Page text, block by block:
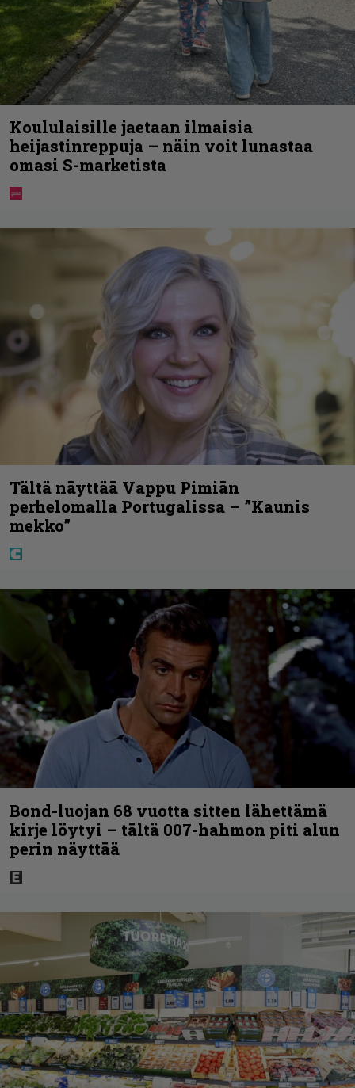
Koululaisille jaetaan ilmaisia
heijastinreppuja – näin voit lunastaa
omasi S-marketista
Tältä näyttää Vappu Pimiän
perhelomalla Portugalissa – ”Kaunis
mekko”
Bond-luojan 68 vuotta sitten lähettämä
kirje löytyi – tältä 007-hahmon piti alun
perin näyttää